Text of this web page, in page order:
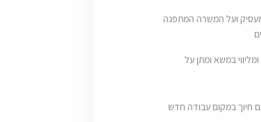
ועל המשרה המתפנה
במשא ומתן על
חיוך במקום עבודה חדש